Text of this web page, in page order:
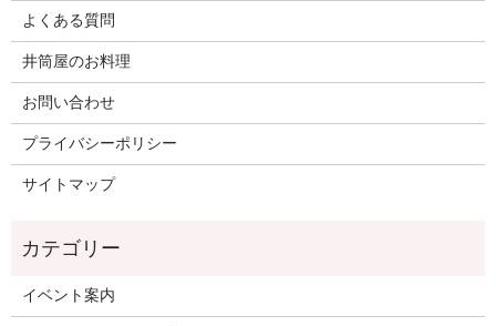
よくある質問
井筒屋のお料理
お問い合わせ
プライバシーポリシー
サイトマップ
イベント案内